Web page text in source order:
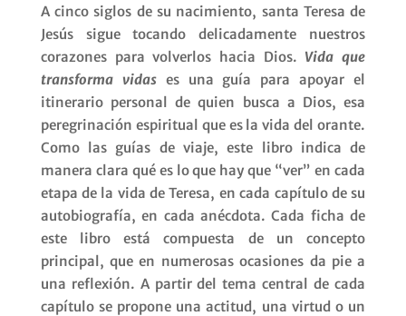
A cinco siglos de su nacimiento, santa Teresa de
Jesús sigue tocando delicadamente nuestros
corazones para volverlos hacia Dios. Vida que
transforma vidases una guía para apoyar el
itinerario personal de quien busca a Dios, esa
peregrinación espiritual que es la vida del orante.
Como las guías de viaje, este libro indica de
manera clara qué es lo que hay que “ver” en cada
etapa de la vida de Teresa, en cada capítulo de su
autobiografía, en cada anécdota. Cada ficha de
este libro está compuesta de un concepto
principal, que en numerosas ocasiones da pie a
una reflexión. A partir del tema central de cada
capítulo se propone una actitud, una virtud o un